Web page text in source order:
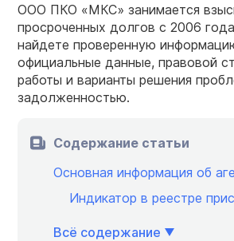
ООО ПКО «МКС» занимается
просроченных долгов с 2006
найдете проверенную
официальные данные, правовой
работы и варианты решения
задолженностью.
Содержание статьи
Основная информация об
Индикатор в реестре
Всё содержание